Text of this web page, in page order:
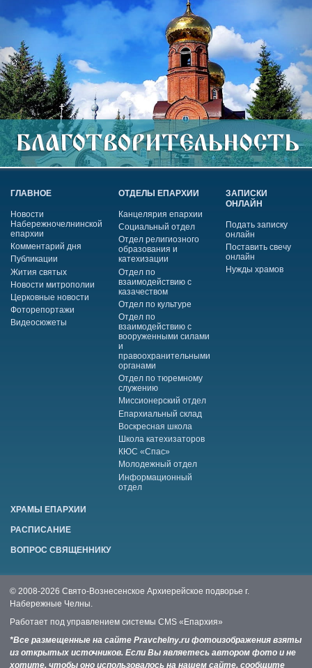
ГЛАВНОЕ
Новости
Набережночелнинской
епархии
Комментарий дня
Публикации
Жития святых
Новости митрополии
Церковные новости
Фоторепортажи
Видеосюжеты
ОТДЕЛЫ ЕПАРХИИ
Канцелярия епархии
Социальный отдел
Отдел религиозного
образования и
катехизации
Отдел по
взаимодействию с
казачеством
Отдел по культуре
Отдел по
взаимодействию с
вооруженными силами
и
правоохранительными
органами
Отдел по тюремному
служению
Миссионерский отдел
Епархиальный склад
Воскресная школа
Школа катехизаторов
КЮС «Спас»
Молодежный отдел
Информационный
отдел
ЗАПИСКИ
ОНЛАЙН
Подать записку
онлайн
Поставить свечу
онлайн
Нужды храмов
ХРАМЫ ЕПАРХИИ
РАСПИСАНИЕ
ВОПРОС СВЯЩЕННИКУ
© 2008-2026 Свято-Вознесенское Архиерейское подворье г.
Набережные Челны.
Работает под управлением системы CMS «Епархия»
*Все размещенные на сайте Pravchelny.ru фотоизображения взяты
из открытых источников. Если Вы являетесь автором фото и не
хотите, чтобы оно использовалось на нашем сайте, сообщите